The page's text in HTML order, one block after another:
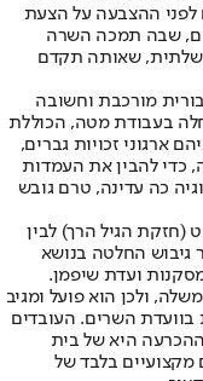
לפני ההצבעה על הצעת
שבה תמכה השרה
שאותה תקדם
מורכבת וחשובה
בעבודת מטה, הכוללת
ארגוני זכויות גברים,
כדי להבין את העמדות
כה עדינה, טרם גובש
(חזקת הגיל הרך) לבין
גיבוש החלטה בנושא
ועדת שיפמן.
ולכן הוא פועל ומגיב
השרים. העובדים
וההכרעה היא של בית
בלבד של